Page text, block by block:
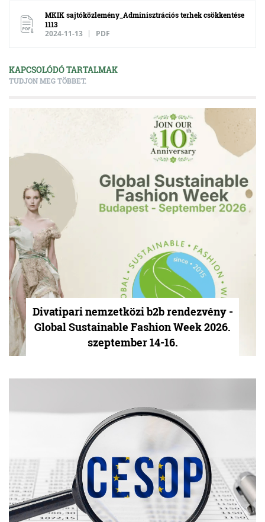
MKIK sajtóközlemény_Adminisztrációs terhek csökkentése
1113
2024-11-13 PDF
KAPCSOLÓDÓ TARTALMAK
TUDJON MEG TÖBBET.
Divatipari nemzetközi b2b rendezvény -
Global Sustainable Fashion Week 2026.
szeptember 14-16.